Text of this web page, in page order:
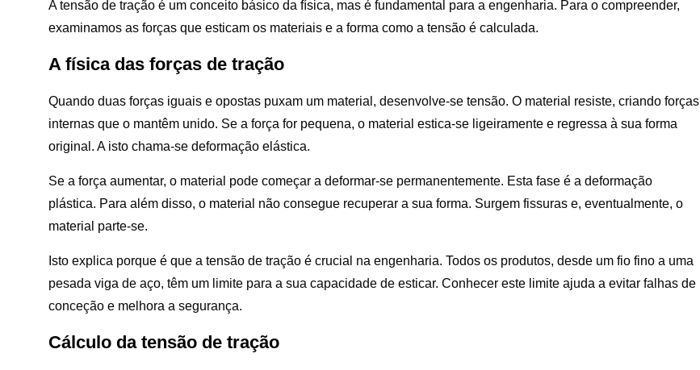
A tensão de tração é um conceito básico da física, mas é fundamental para a engenharia. Para o compreender,
examinamos as forças que esticam os materiais e a forma como a tensão é calculada.
A física das forças de tração
Quando duas forças iguais e opostas puxam um material, desenvolve-se tensão. O material resiste, criando forças
internas que o mantêm unido. Se a força for pequena, o material estica-se ligeiramente e regressa à sua forma
original. A isto chama-se deformação elástica.
Se a força aumentar, o material pode começar a deformar-se permanentemente. Esta fase é a deformação
plástica. Para além disso, o material não consegue recuperar a sua forma. Surgem fissuras e, eventualmente, o
material parte-se.
Isto explica porque é que a tensão de tração é crucial na engenharia. Todos os produtos, desde um fio fino a uma
pesada viga de aço, têm um limite para a sua capacidade de esticar. Conhecer este limite ajuda a evitar falhas de
conceção e melhora a segurança.
Cálculo da tensão de tração